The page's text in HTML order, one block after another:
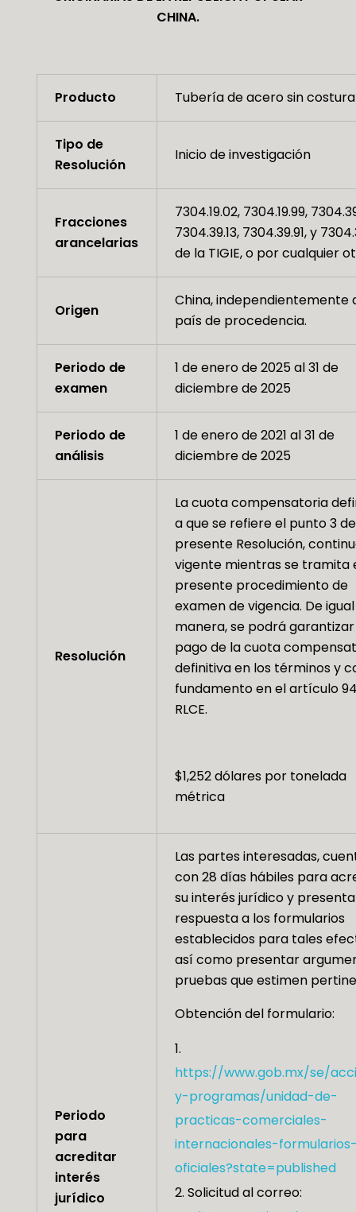
CHINA.
Producto Tubería de acero sin costura
Tipo de
Resolución
Inicio de investigación
Fracciones
arancelarias
7304.19.02, 7304.19.99,
7304.39.13, 7304.39.91, y
de la TIGIE, o por cualquier
Origen
China, independientemente
país de procedencia.
Periodo de
examen
1 de enero de 2025 al 31 de
diciembre de 2025
Periodo de
análisis
1 de enero de 2021 al 31 de
diciembre de 2025
Resolución
La cuota compensatoria
a que se refiere el punto 3
presente Resolución,
vigente mientras se tramita
presente procedimiento de
examen de vigencia. De igual
manera, se podrá
pago de la cuota
definitiva en los términos y
fundamento en el artículo
RLCE.
$1,252 dólares por tonelada
métrica
Periodo
para
acreditar
interés
jurídico
Las partes interesadas,
con 28 días hábiles para
su interés jurídico y
respuesta a los formularios
establecidos para tales
así como presentar
pruebas que estimen
Obtención del formulario:
https://www.gob.mx/se/
y-programas/unidad-de-
practicas-comerciales-
internacionales-
oficiales?state=published
Solicitud al correo: